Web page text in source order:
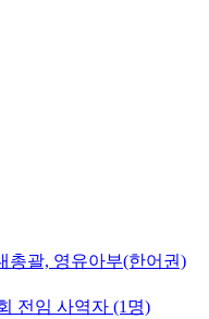
총괄, 영유아부(한어권)
전임 사역자 (1명)